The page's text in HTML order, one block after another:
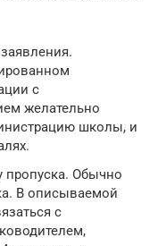
с
желательно
школы, и
пропуска. Обычно
В описываемой
с